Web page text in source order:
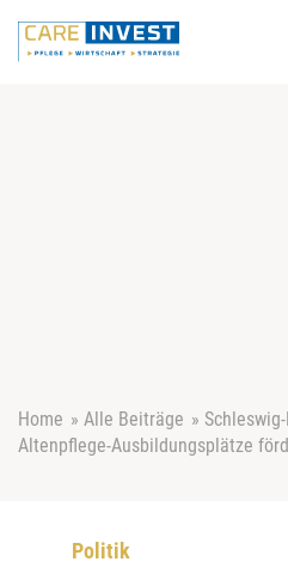
Home » Alle Beiträge »
Altenpflege-Ausbildungsplätze
Politik